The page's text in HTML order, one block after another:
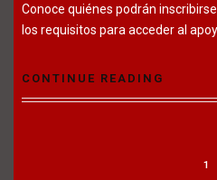
Conoce quiénes podrán
los requisitos para acceder al
CONTINUE READING
1